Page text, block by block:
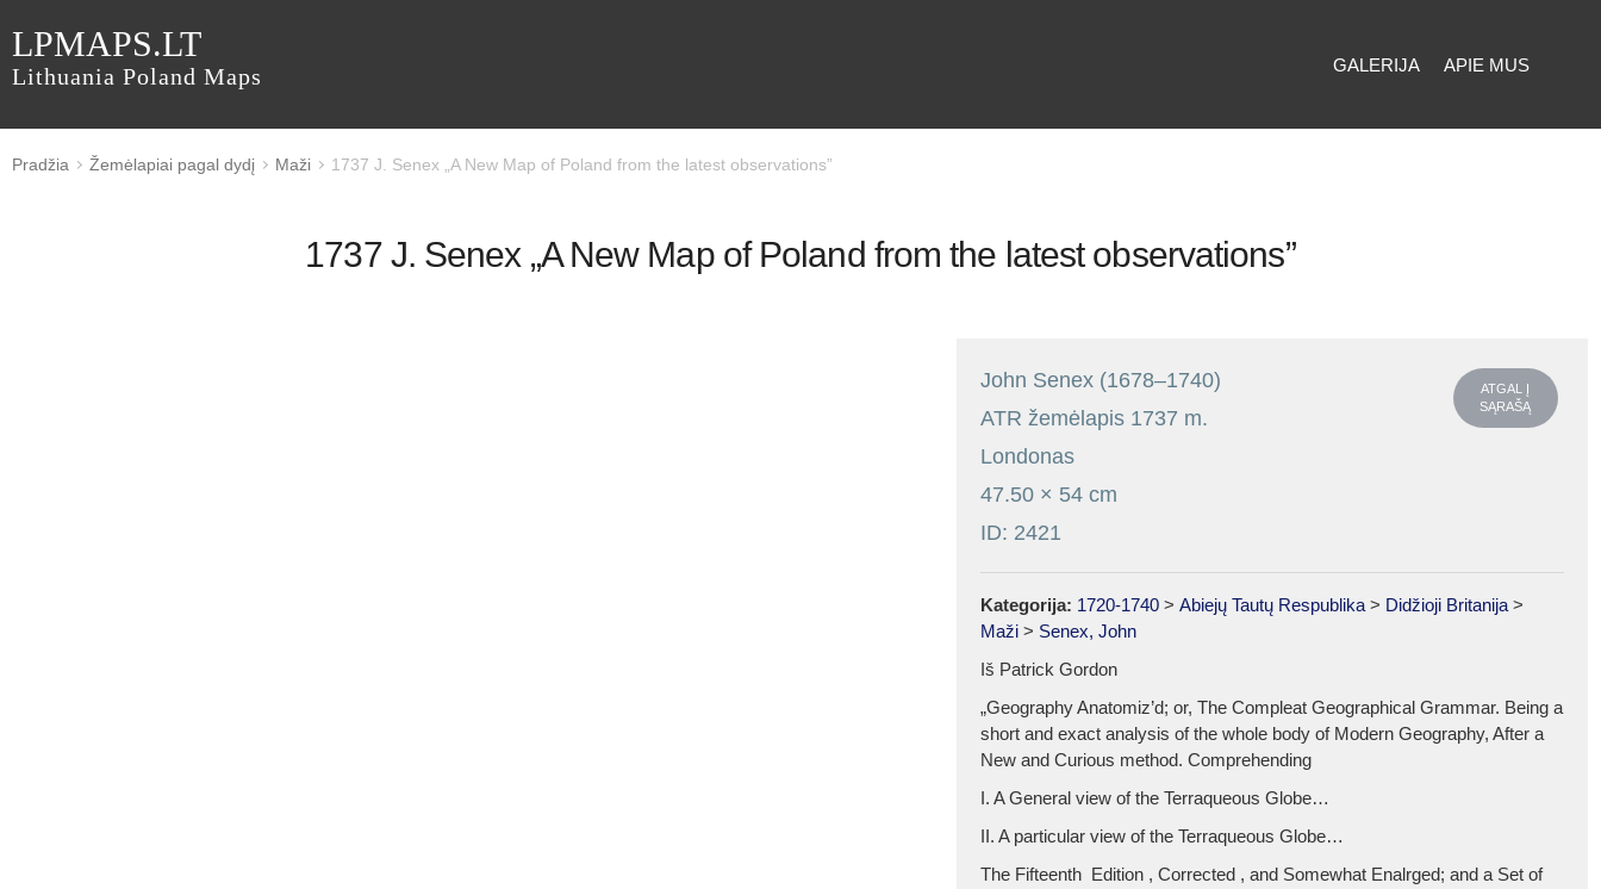
LPMAPS.LT
Lithuania Poland Maps GALERIJA APIE MUS
Pradžia Žemėlapiai pagal dydį Maži 1737 J. Senex „A New Map of Poland from the latest observations”
1737 J. Senex „A New Map of Poland from the latest observations”
John Senex (1678–1740)
ATR žemėlapis 1737 m.
Londonas
47.50× 54cm
ID: 2421
ATGAL Į
SĄRAŠĄ
Kategorija: 1720-1740> Abiejų Tautų Respublika> Didžioji Britanija>
Maži> Senex, John
Iš Patrick Gordon
„Geography Anatomiz’d; or, The Compleat Geographical Grammar. Being a
short and exact analysis of the whole body of Modern Geography, After a
New and Curious method. Comprehending
I. A General view of the Terraqueous Globe…
II. A particular view of the Terraqueous Globe…
The Fifteenth Edition , Corrected , and Somewhat Enalrged; and a Set of